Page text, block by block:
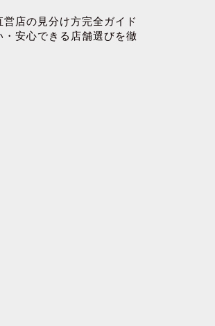
営店の見分け方完全ガイド
・安心できる店舗選びを徹